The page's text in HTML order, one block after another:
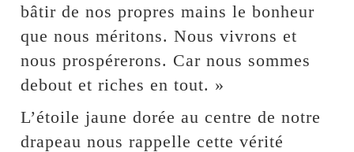
bâtir de nos propres mains le bonheur
que nous méritons. Nous vivrons et
nous prospérerons. Car nous sommes
debout et riches en tout. »
L’étoile jaune dorée au centre de notre
drapeau nous rappelle cette vérité